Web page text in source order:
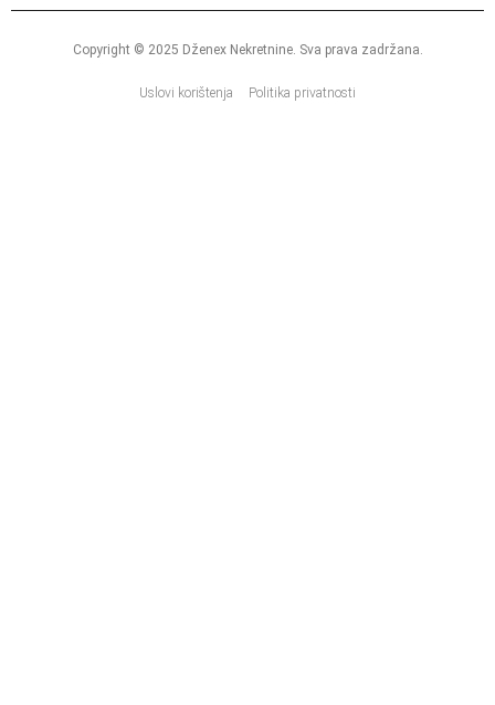
Copyright © 2025 Dženex Nekretnine. Sva prava zadržana.
Uslovi korištenja Politika privatnosti